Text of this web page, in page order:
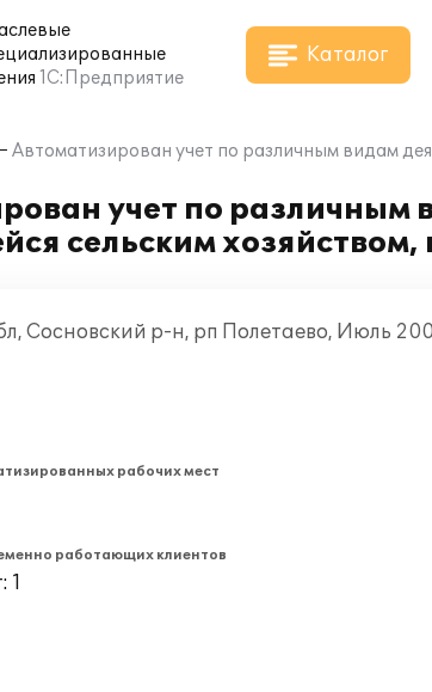
1С:Предприятие
Каталог
Автоматизирован учет по различным видам
учет по различным
сельским
Сосновский р-н, рп Полетаево, Июль
рабочих мест
работающих клиентов
1